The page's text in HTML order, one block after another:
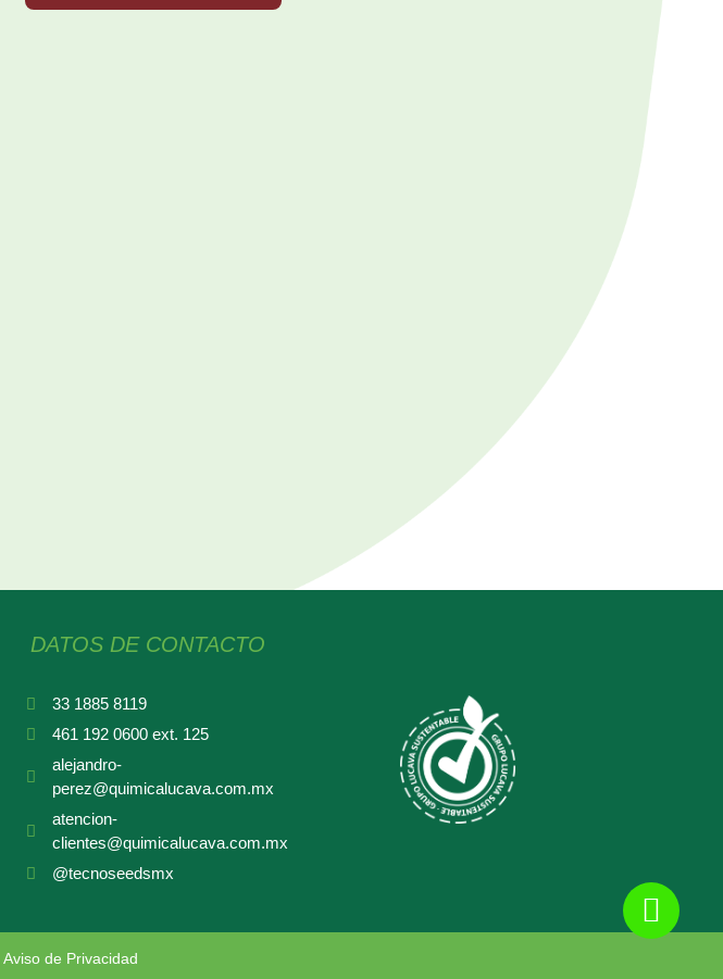
DATOS DE CONTACTO
33 1885 8119
461 192 0600 ext. 125
alejandro-
perez@quimicalucava.com.mx
atencion-
clientes@quimicalucava.com.mx
@tecnoseedsmx
Aviso de Privacidad